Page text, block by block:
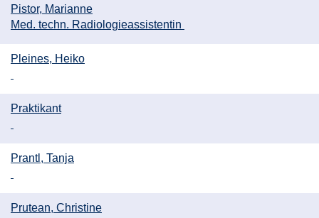
Pistor, Marianne
Med. techn. Radiologieassistentin
Pleines, Heiko
Praktikant
Prantl, Tanja
Prutean, Christine